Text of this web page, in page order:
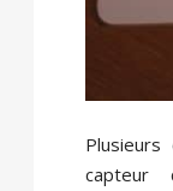
capteur